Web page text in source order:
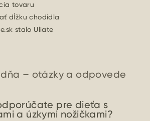
tovaru
dĺžku chodidla
stalo Uliate
– otázky a odpovede
pre dieťa s
a úzkymi nožičkami?